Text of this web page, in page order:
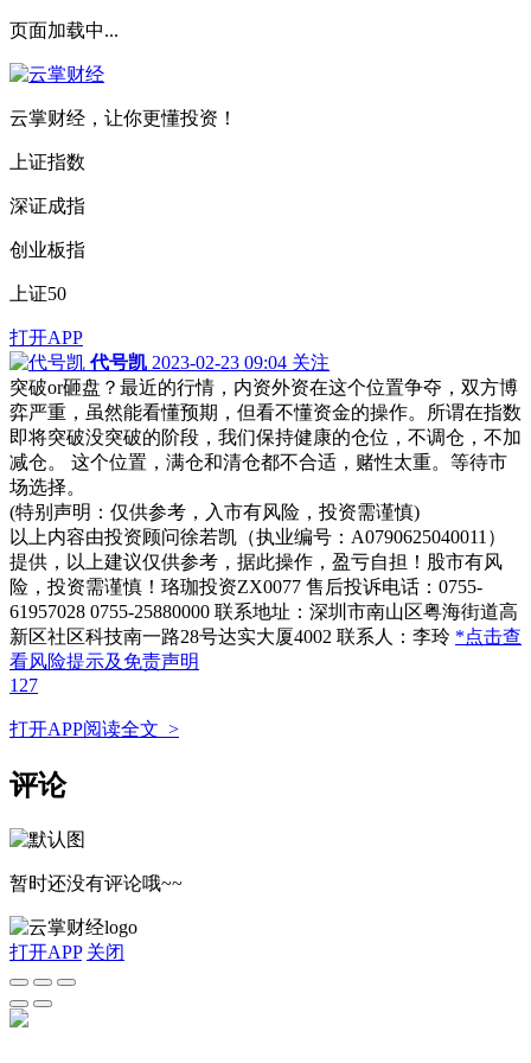
页面加载中...
云掌财经，让你更懂投资！
上证指数
深证成指
创业板指
上证50
打开APP
代号凯 2023-02-23 09:04 关注
突破or砸盘？最近的行情，内资外资在这个位置争夺，双方博
弈严重，虽然能看懂预期，但看不懂资金的操作。所谓在指数
即将突破没突破的阶段，我们保持健康的仓位，不调仓，不加
减仓。 这个位置，满仓和清仓都不合适，赌性太重。等待市
场选择。
(特别声明：仅供参考，入市有风险，投资需谨慎)
以上内容由投资顾问徐若凯（执业编号：A0790625040011）
提供，以上建议仅供参考，据此操作，盈亏自担！股市有风
险，投资需谨慎！珞珈投资ZX0077 售后投诉电话：0755-
61957028 0755-25880000 联系地址：深圳市南山区粤海街道高
新区社区科技南一路28号达实大厦4002 联系人：李玲 *点击查
看风险提示及免责声明
127
打开APP阅读全文 >
评论
暂时还没有评论哦~~
打开APP 关闭